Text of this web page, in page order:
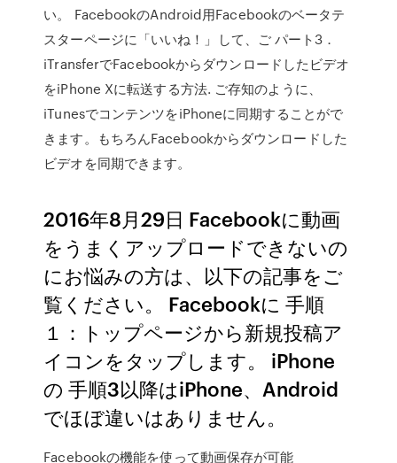
い。 FacebookのAndroid用Facebookのベータテ
スターページに「いいね！」して、ご パート3．
iTransferでFacebookからダウンロードしたビデオ
をiPhone Xに転送する方法. ご存知のように、
iTunesでコンテンツをiPhoneに同期することがで
きます。もちろんFacebookからダウンロードした
ビデオを同期できます。
2016年8月29日 Facebookに動画
をうまくアップロードできないの
にお悩みの方は、以下の記事をご
覧ください。 Facebookに 手順
１：トップページから新規投稿ア
イコンをタップします。 iPhone
の 手順3以降はiPhone、Android
でほぼ違いはありません。
Facebookの機能を使って動画保存が可能